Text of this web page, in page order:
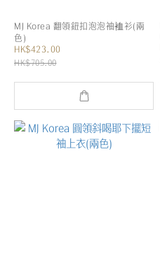
MJ Korea 翻領鈕扣泡泡袖裇衫(兩
色)
HK$423.00
HK$705.00